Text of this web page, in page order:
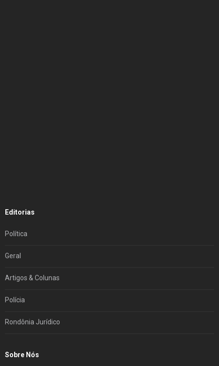
Editorias
Política
Geral
Artigos & Colunas
Polícia
Rondônia Jurídico
Sobre Nós